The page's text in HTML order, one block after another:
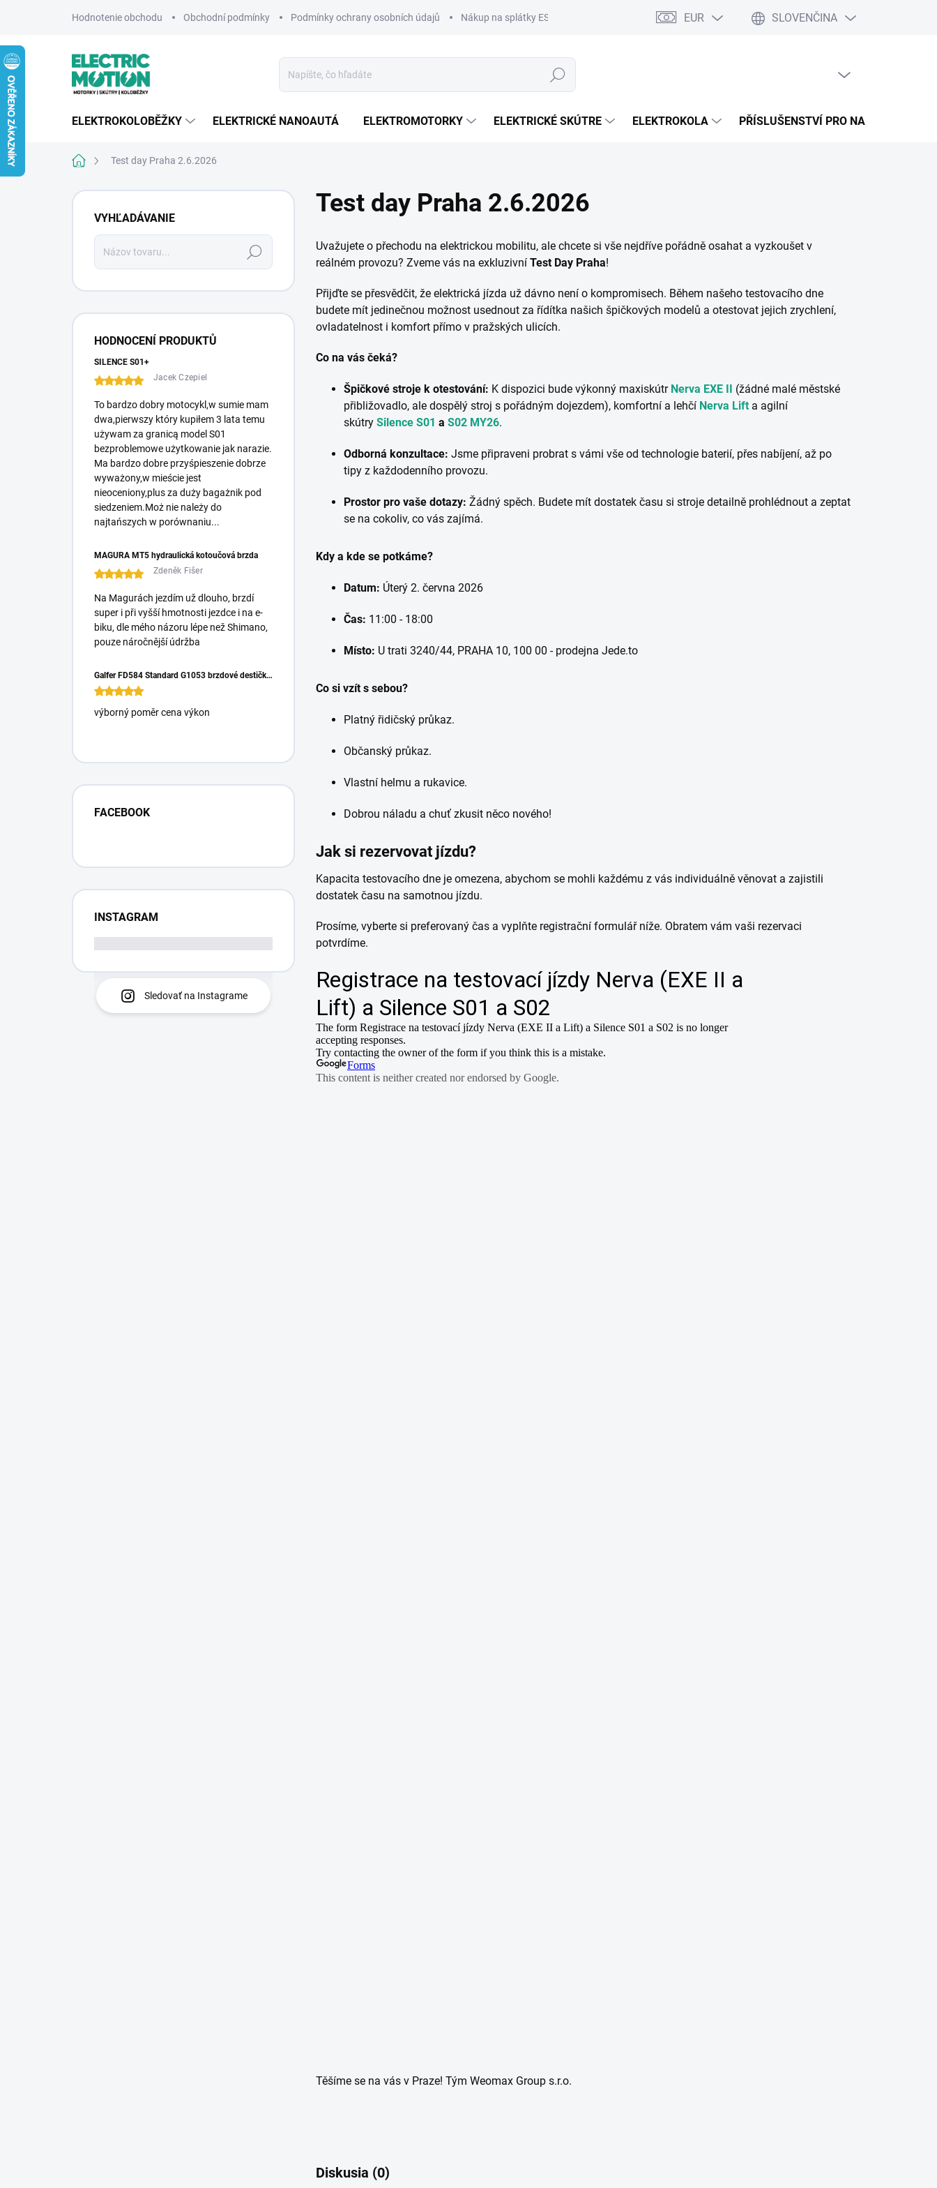
Hodnotenie obchodu Obchodní podmínky Podmínky ochrany osobních údajů Nákup na splátky ESSOX Nákup na splátky Cofidis Naše mise Velkoobchod
EUR SLOVENČINA
Hľadať
ELEKTROKOLOBĚŽKY ELEKTRICKÉ NANOAUTÁ ELEKTROMOTORKY ELEKTRICKÉ SKÚTRE ELEKTROKOLA PŘÍSLUŠENSTVÍ PRO NABÍJENÍ
DomovTest day Praha 2.6.2026
B
a
e
VYHĽADÁVANIE
Hľadať
HODNOCENÍ PRODUKTŮ
SILENCE S01+
Jacek Czepiel
To bardzo dobry motocykl,w sumie mam
dwa,pierwszy który kupiłem 3 lata temu
używam za granicą model S01
bezproblemowe użytkowanie jak narazie.
Ma bardzo dobre przyśpieszenie dobrze
wyważony,w mieście jest
nieoceniony,plus za duży bagażnik pod
siedzeniem.Moż nie należy do
najtańszych w porównaniu...
MAGURA MT5 hydraulická kotoučová brzda
Zdeněk Fišer
Na Magurách jezdím už dlouho, brzdí
super i při vyšší hmotnosti jezdce i na e-
biku, dle mého názoru lépe než Shimano,
pouze náročnější údržba
Galfer FD584 Standard G1053 brzdové destičky pro Magura Gustrav PRO
výborný poměr cena výkon
FACEBOOK
INSTAGRAM
Sledovať na Instagrame
Test day Praha 2.6.2026
Uvažujete o přechodu na elektrickou mobilitu, ale chcete si vše nejdříve pořádně osahat a vyzkoušet v
reálném provozu? Zveme vás na exkluzivní Test Day Praha!
Přijďte se přesvědčit, že elektrická jízda už dávno není o kompromisech. Během našeho testovacího dne
budete mít jedinečnou možnost usednout za řídítka našich špičkových modelů a otestovat jejich zrychlení,
ovladatelnost i komfort přímo v pražských ulicích.
Co na vás čeká?
Špičkové stroje k otestování: K dispozici bude výkonný maxiskútr Nerva EXE II (žádné malé městské
přibližovadlo, ale dospělý stroj s pořádným dojezdem), komfortní a lehčí Nerva Lift a agilní
skútry Silence S01 a S02 MY26.
Odborná konzultace: Jsme připraveni probrat s vámi vše od technologie baterií, přes nabíjení, až po
tipy z každodenního provozu.
Prostor pro vaše dotazy: Žádný spěch. Budete mít dostatek času si stroje detailně prohlédnout a zeptat
se na cokoliv, co vás zajímá.
Kdy a kde se potkáme?
Datum: Úterý 2. června 2026
Čas: 11:00 - 18:00
Místo: U trati 3240/44, PRAHA 10, 100 00 - prodejna Jede.to
Co si vzít s sebou?
Platný řidičský průkaz.
Občanský průkaz.
Vlastní helmu a rukavice.
Dobrou náladu a chuť zkusit něco nového!
Jak si rezervovat jízdu?
Kapacita testovacího dne je omezena, abychom se mohli každému z vás individuálně věnovat a zajistili
dostatek času na samotnou jízdu.
Prosíme, vyberte si preferovaný čas a vyplňte registrační formulář níže. Obratem vám vaši rezervaci
potvrdíme.
Těšíme se na vás v Praze! Tým Weomax Group s.r.o.
Diskusia (0)